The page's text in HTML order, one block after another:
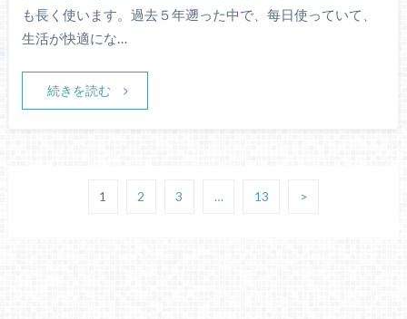
も長く使います。過去５年遡った中で、每日使っていて、
生活が快適にな…
続きを読む
1 2 3 … 13 >